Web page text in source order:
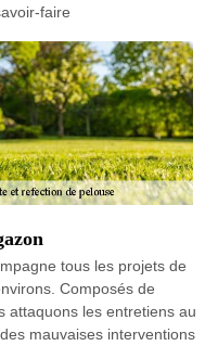
faire
tous les projets de
Composés de
attaquons les entretiens au
mauvaises interventions